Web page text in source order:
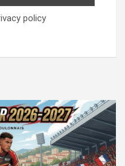
policy